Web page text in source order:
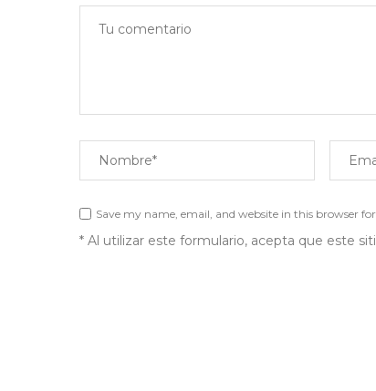
Save my name, email, and website in this browser
* Al utilizar este formulario, acepta que este